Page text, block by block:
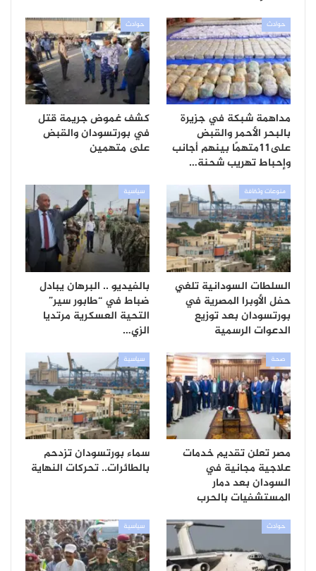
حوادث
مداهمة شبكة في جزيرة
بالبحر الأحمر والقبض
على11متهمًا بينهم أجانب
وإحباط تهريب شحنة…
حوادث
كشف غموض جريمة قتل
في بورتسودان والقبض
على متهمين
منوعات وثقافة
السلطات السودانية تلغي
حفل الأوبرا المصرية في
بورتسودان بعد توزيع
الدعوات الرسمية
سياسية
بالفيديو .. البرهان يبادل
ضباط في “طابور سير”
التحية العسكرية مرتديا
الزي…
صحة
مصر تعلن تقديم خدمات
علاجية مجانية في
السودان بعد دمار
المستشفيات بالحرب
سياسية
سماء بورتسودان تزدحم
بالطائرات.. تحركات النهاية
حوادث سياسية